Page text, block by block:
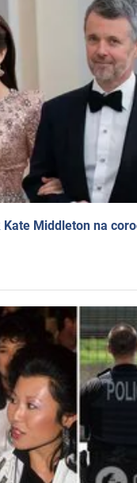
Middleton na